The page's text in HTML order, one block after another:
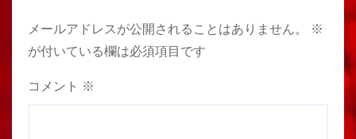
メールアドレスが公開されることはありません。
※
が付いている欄は必須項目です
コメント ※